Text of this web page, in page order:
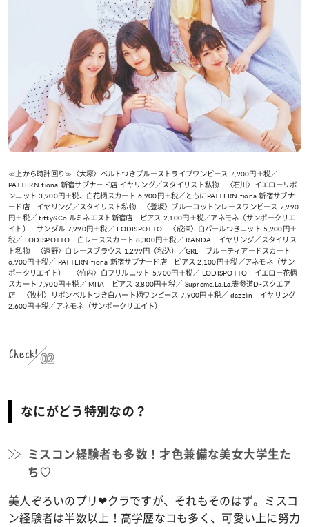
≪上から時計回り≫〈大塚〉ベルトつきブルーストライプワンピース 7,900円＋税／
PATTERN fiona 新宿サブナード店 イヤリング／スタイリスト私物 〈石川〉イエローリボ
ンニット 3,900円＋税、白花柄スカート 6,900円＋税／ともにPATTERN fiona 新宿サブナ
ード店 イヤリング／スタイリスト私物 〈登坂〉ブルーコットンレースワンピース 7,990
円＋税／ titty&Co.ルミネエスト新宿店 ピアス 2,100円＋税／アネモネ（サンポークリエ
イト） サンダル 7,990円＋税／ LODISPOTTO 〈成澤〉白パールつきニット 5,900円＋
税／ LODISPOTTO 白レーススカート 8,300円＋税／ RANDA イヤリング／スタイリス
ト私物 〈遠野〉白レースブラウス 1,299円（税込）／GRL ブルーティアードスカート
6,900円＋税／ PATTERN fiona 新宿サブナード店 ピアス 2,100円＋税／アネモネ（サン
ポークリエイト） 〈竹内〉白フリルニット 5,900円＋税／ LODISPOTTO イエロー花柄
スカート 7,900円＋税／ MIIA ピアス 3,800円＋税／ Supreme.La.La.表参道D-スクエア
店 〈牧村〉リボンベルトつき白ハート柄ワンピース 7,900円＋税／ dazzlin イヤリング
2,600円＋税／アネモネ（サンポークリエイト）
Check! 02
なにがどう特別なの？
ミスコン経験者も多数！才色兼備な美女大学生た
ち♡
美人ぞろいのプリ❤クラですが、それもそのはず。ミスコ
ン経験者は半数以上！高学歴なコも多く、可愛い上に努力